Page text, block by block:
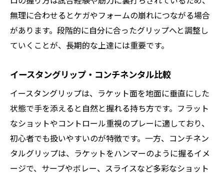
無理に合わせるとケガやフォームの崩れにつながる場合
があります。段階的に自分に合ったグリップへと調整し
ていくことが、長期的な上達には重要です。
イースタングリップ・コンチネンタル比較
イースタングリップは、ラケット面を地面に垂直にした
状態で手を添えると自然と握れる持ち方です。フラット
なショットやコントロール重視のプレーに適しており、
初心者でも扱いやすいのが特徴です。一方、コンチネン
タルグリップは、ラケットをハンマーのように握るイメ
ージで、サーブやボレー、スライスなど多彩なショット